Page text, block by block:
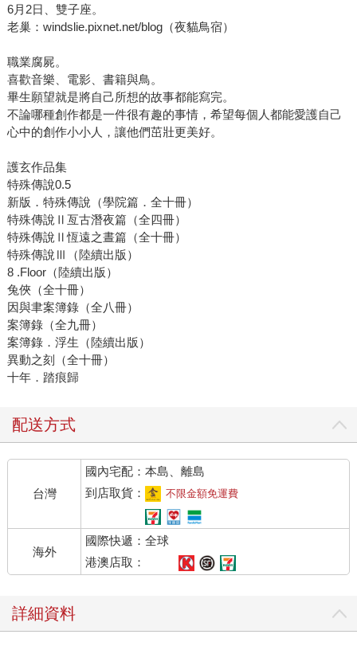
6月2日、雙子座。
老巢：windslie.pixnet.net/blog（夜貓鳥宿）
職業腐屍。
喜歡音樂、電影、書籍與鳥。
畢生願望就是將自己所想的故事都能寫完。
不論哪種創作都是一件很有趣的事情，希望每個人都能愛護自己
心中的創作小小人，讓他們茁壯更美好。
護玄作品集
特殊傳說0.5
新版．特殊傳說（學院篇．全十冊）
特殊傳說Ⅱ亙古潛夜篇（全四冊）
特殊傳說Ⅱ恆遠之晝篇（全十冊）
特殊傳說Ⅲ（陸續出版）
8 .Floor（陸續出版）
兔俠（全十冊）
因與聿案簿錄（全八冊）
案簿錄（全九冊）
案簿錄．浮生（陸續出版）
異動之刻（全十冊）
十年．踏痕歸
配送方式
台灣
國內宅配：本島、離島
到店取貨：
不限金額免運費
海外
國際快遞：全球
港澳店取：
詳細資料